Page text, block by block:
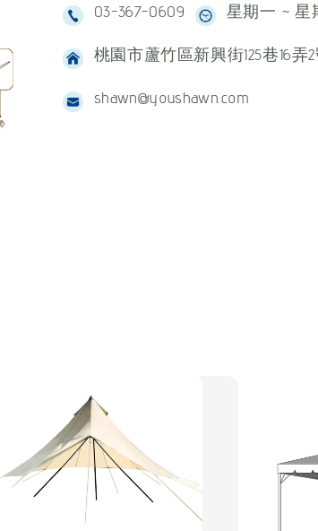
03-367-0609 星期一 ~ 星
桃園市蘆竹區新興街125巷16弄
shawn@youshawn.com